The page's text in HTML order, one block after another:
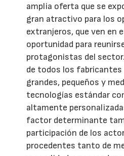
amplia oferta que se
gran atractivo para los
extranjeros, que ven en
oportunidad para
protagonistas del
de todos los
grandes, pequeños y
tecnologías estándar
altamente
factor determinante
participación de los
procedentes tanto de